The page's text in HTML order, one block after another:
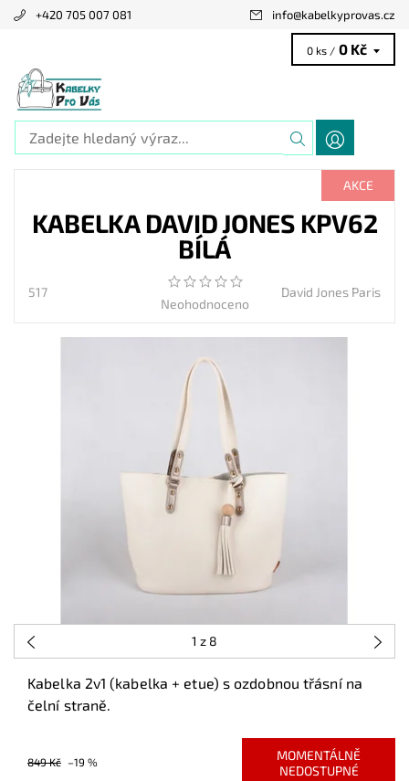
+420 705 007 081 info@kabelkyprovas.cz
0 ks / 0 Kč
AKCE
KABELKA DAVID JONES KPV62
BÍLÁ
517
Neohodnoceno
David Jones Paris
1 z 8
Kabelka 2v1 (kabelka + etue) s ozdobnou třásní na
čelní straně.
849 Kč –19 %
MOMENTÁLNĚ
NEDOSTUPNÉ